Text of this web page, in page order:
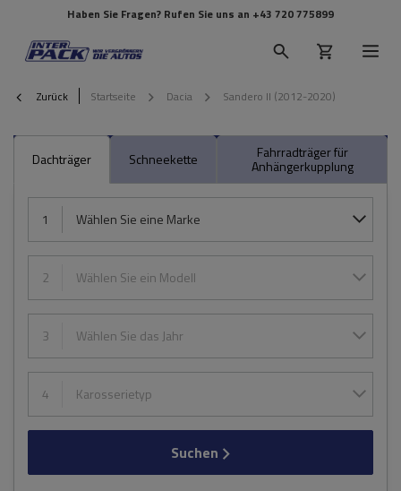
Haben Sie Fragen? Rufen Sie uns an +43 720 775899
Zurück Startseite Dacia Sandero II (2012-2020)
Dachträger Schneekette Fahrradträger für
Anhängerkupplung
1 Wählen Sie eine Marke
2 Wählen Sie ein Modell
3 Wählen Sie das Jahr
4 Karosserietyp
Suchen